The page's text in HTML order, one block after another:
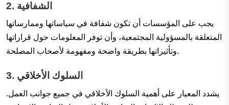
2. الشفافية
يجب على المؤسسات أن تكون شفافة في سياساتها وممارساتها
المتعلقة بالمسؤولية المجتمعية، وأن توفر المعلومات حول قراراتها
وتأثيراتها بطريقة واضحة ومفهومة لأصحاب المصلحة.
3. السلوك الأخلاقي
يشدد المعيار على أهمية السلوك الأخلاقي في جميع جوانب العمل.